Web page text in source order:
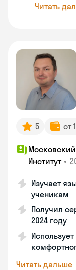
Читать
5 от
Институт •
Изучает
ученикам
Получил
2024 году
Читать дальше